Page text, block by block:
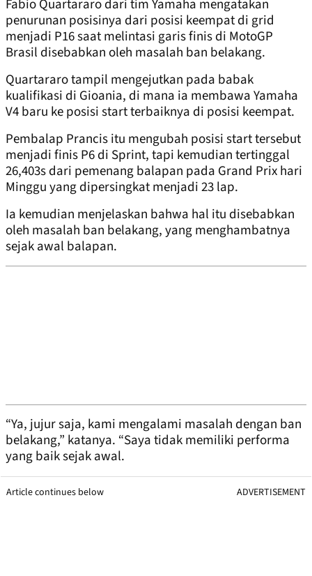
Fabio Quartararo dari tim Yamaha mengatakan
penurunan posisinya dari posisi keempat di grid
menjadi P16 saat melintasi garis finis di MotoGP
Brasil disebabkan oleh masalah ban belakang.
Quartararo tampil mengejutkan pada babak
kualifikasi di Gioania, di mana ia membawa Yamaha
V4 baru ke posisi start terbaiknya di posisi keempat.
Pembalap Prancis itu mengubah posisi start tersebut
menjadi finis P6 di Sprint, tapi kemudian tertinggal
26,403s dari pemenang balapan pada Grand Prix hari
Minggu yang dipersingkat menjadi 23 lap.
Ia kemudian menjelaskan bahwa hal itu disebabkan
oleh masalah ban belakang, yang menghambatnya
sejak awal balapan.
“Ya, jujur ​​saja, kami mengalami masalah dengan ban
belakang,” katanya. “Saya tidak memiliki performa
yang baik sejak awal.
Article continues below ADVERTISEMENT